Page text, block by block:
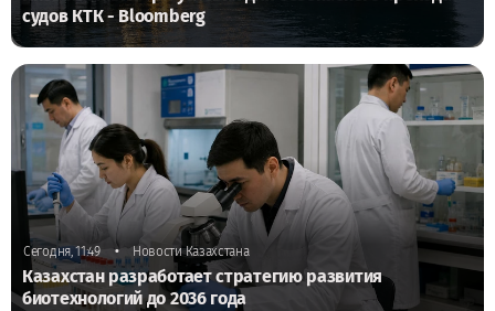
судов КТК - Bloomberg
Сегодня, 11:49 • Новости Казахстана
Казахстан разработает стратегию развития
биотехнологий до 2036 года